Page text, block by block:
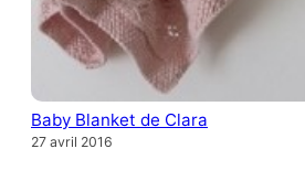
Baby Blanket de Clara
27 avril 2016